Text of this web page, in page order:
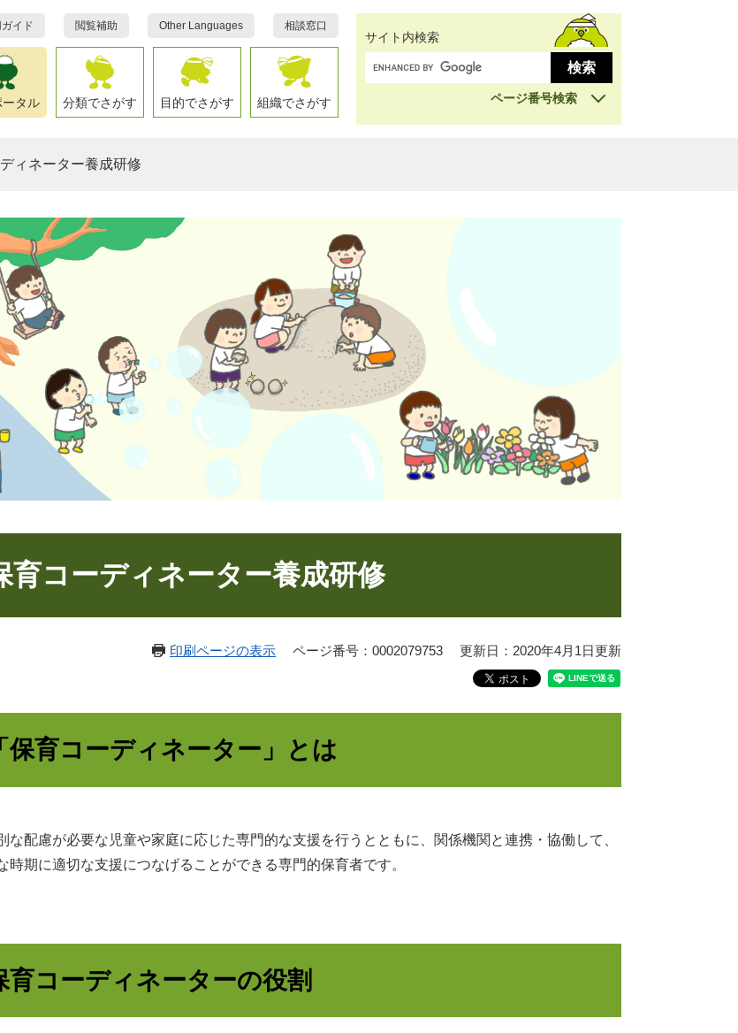
イド 閲覧補助 Other Languages 相談窓口
ータル 分類でさがす 目的でさがす 組織でさがす
サイト内検索
ページ番号検索
ィネーター養成研修
育コーディネーター養成研修
印刷ページの表示 ページ番号：0002079753 更新日：2020年4月1日更新
保育コーディネーター」とは
な配慮が必要な児童や家庭に応じた専門的な支援を行うとともに、関係機関と連携・協働して、
時期に適切な支援につなげることができる専門的保育者です。
育コーディネーターの役割